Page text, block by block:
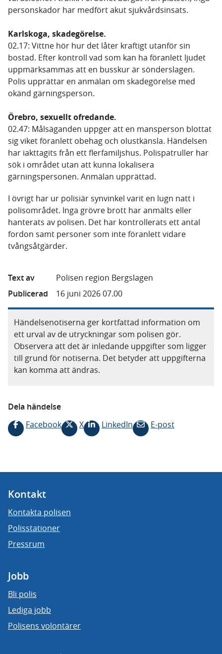
personskador har medfört akut sjukvårdsinsats.
Karlskoga, skadegörelse.
02.17: Vittne hör hur det låter kraftigt utanför sin
bostad. Efter kontroll vad som kan ha föranlett ljudet
uppmärksammas att en busskur är sönderslagen.
Polis upprättar en anmälan om skadegörelse med
okänd gärningsperson.
Örebro, sexuellt ofredande.
02.47: Målsäganden uppger att en mansperson blottat
sig viket föranlett obehag och olustkänsla. Händelsen
har iakttagits från ett flerfamiljshus. Polispatruller har
sök i området utan att kunna lokalisera
gärningspersonen. Anmälan upprättad.
I övrigt har ur polisiär synvinkel varit en lugn natt i
polisområdet. Inga grövre brott har anmälts eller
hanterats av polisen. Det har kontrollerats ett antal
fordon samt personer som inte föranlett vidare
tvångsåtgärder.
Text av
Polisen region Bergslagen
Publicerad
16 juni 2026 07.00
Händelsenotiserna ger kortfattad information om
ett urval av de utryckningar som polisen gör.
Observera att det är inledande uppgifter som ligger
till grund för notiserna. Det betyder att uppgifterna
kan komma att ändras.
Dela händelse
Facebook
X LinkedIn E-post
Kontakt
Kontakta polisen
Polisstationer
Pressrum
Jobb
Bli polis
Lediga jobb
Polisens volontärer